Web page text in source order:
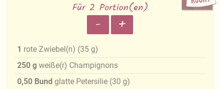
Für 2 Portion(en)
- +
1 rote Zwiebel(n) (35 g)
250 g weiße(r) Champignons
0,50 Bund glatte Petersilie (30 g)